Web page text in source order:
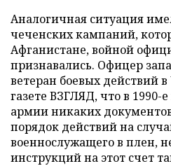
Аналогичная ситуация
чеченских кампаний,
Афганистане, войной
признавались. Офицер
ветеран боевых действий
газете ВЗГЛЯД, что в 1990-
армии никаких
порядок действий на
военнослужащего в плен,
инструкций на этот счет